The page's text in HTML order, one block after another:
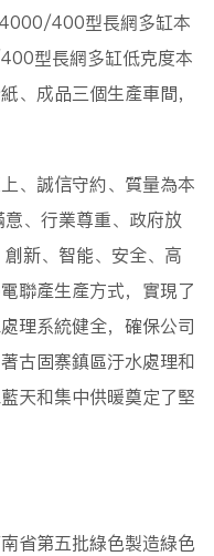
400型長網多缸本
型長網多缸低克度本
、成品三個生產車間，
、誠信守約、質量為本
、行業尊重、政府放
新、智能、安全、高
聯產生產方式，實現了
理系統健全，確保公司
古固寨鎮區汙水處理和
天和集中供暖奠定了堅
省第五批綠色製造綠色